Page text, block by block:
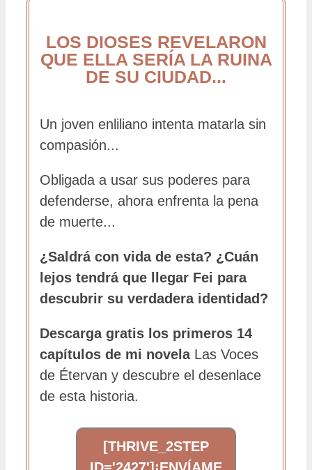
LOS DIOSES REVELARON
QUE ELLA SERÍA LA RUINA
DE SU CIUDAD...
Un joven enliliano intenta matarla sin
compasión...
Obligada a usar sus poderes para
defenderse, ahora enfrenta la pena
de muerte...
¿Saldrá con vida de esta? ¿Cuán
lejos tendrá que llegar Fei para
descubrir su verdadera identidad?
Descarga gratis los primeros 14
capítulos de mi novelaLas Voces
de Étervan y descubre el desenlace
de esta historia.
[THRIVE_2STEP